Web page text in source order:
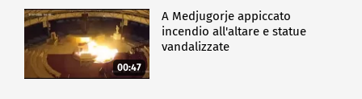
00:47
A Medjugorje appiccato
incendio all'altare e statue
vandalizzate